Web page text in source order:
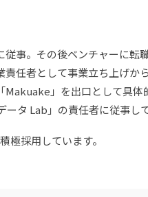
事。その後ベンチャーに転
任者として事業立ち上げか
」を出口として具
タ Lab」の責任者に従事して
極採用しています。